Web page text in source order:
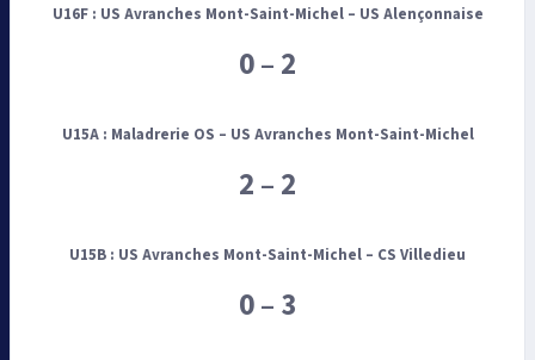
U16F : US Avranches Mont-Saint-Michel – US Alençonnaise
0 – 2
U15A : Maladrerie OS – US Avranches Mont-Saint-Michel
2 – 2
U15B : US Avranches Mont-Saint-Michel – CS Villedieu
0 – 3